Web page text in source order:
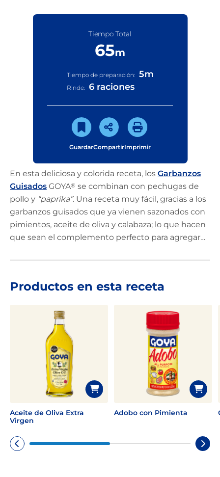
En esta deliciosa y colorida receta, los Garbanzos
Guisados GOYA® se combinan con pechugas de
pollo y “paprika”. Una receta muy fácil, gracias a los
garbanzos guisados que ya vienen sazonados con
pimientos, aceite de oliva y calabaza; lo que hacen
que sean el complemento perfecto para agregar
sazonan. Después de llevar todo al horno, agrega
receta de inspiración mediterránea.
Tiempo Total
65m
Tiempo de preparación: 5m
Rinde: 6 raciones
GuardarCompartirImprimir
Productos en esta receta
Aceite de Oliva Extra
Virgen
Adobo con Pimienta